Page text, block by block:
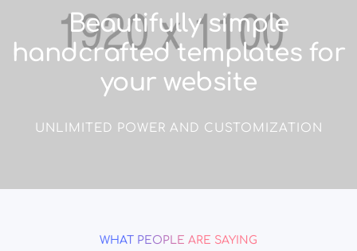
Beautifully simple
handcrafted templates for
your website
UNLIMITED POWER AND CUSTOMIZATION
WHAT PEOPLE ARE SAYING